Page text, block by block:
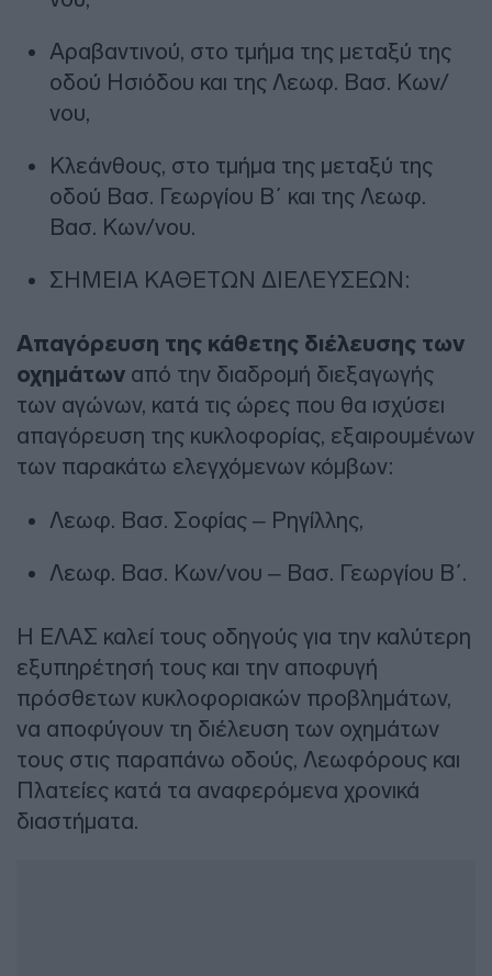
Αραβαντινού, στο τμήμα της μεταξύ της
οδού Ησιόδου και της Λεωφ. Βασ. Κων/
νου,
Κλεάνθους, στο τμήμα της μεταξύ της
οδού Βασ. Γεωργίου Β΄ και της Λεωφ.
Βασ. Κων/νου.
ΣΗΜΕΙΑ ΚΑΘΕΤΩΝ ΔΙΕΛΕΥΣΕΩΝ:
Απαγόρευση της κάθετης διέλευσης των
οχημάτων από την διαδρομή διεξαγωγής
των αγώνων, κατά τις ώρες που θα ισχύσει
απαγόρευση της κυκλοφορίας, εξαιρουμένων
των παρακάτω ελεγχόμενων κόμβων:
Λεωφ. Βασ. Σοφίας – Ρηγίλλης,
Λεωφ. Βασ. Κων/νου – Βασ. Γεωργίου Β΄.
Η ΕΛΑΣ καλεί τους οδηγούς για την καλύτερη
εξυπηρέτησή τους και την αποφυγή
πρόσθετων κυκλοφοριακών προβλημάτων,
να αποφύγουν τη διέλευση των οχημάτων
τους στις παραπάνω οδούς, Λεωφόρους και
Πλατείες κατά τα αναφερόμενα χρονικά
διαστήματα.